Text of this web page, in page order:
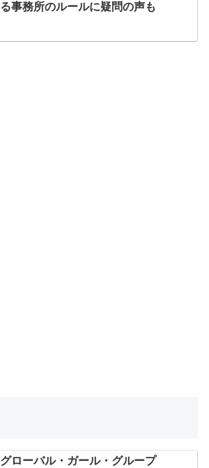
る事務所のルールに疑問の声も
グローバル・ガール・グループ